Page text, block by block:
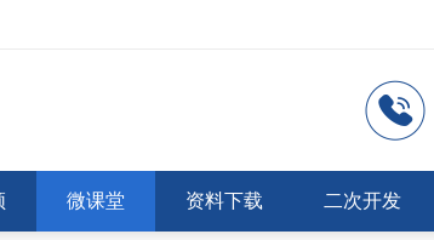
微课堂 资料下载 二次开发